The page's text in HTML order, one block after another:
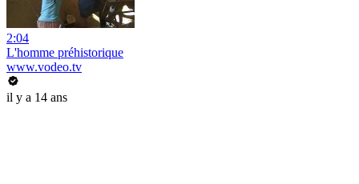
2:04
L'homme préhistorique
www.vodeo.tv
il y a 14 ans